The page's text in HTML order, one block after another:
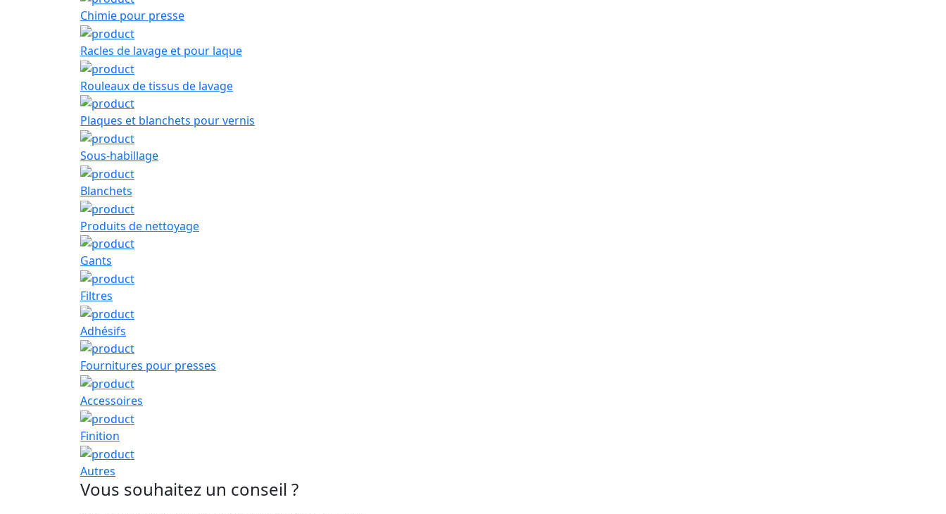
Chimie pour presse
Racles de lavage et pour laque
Rouleaux de tissus de lavage
Plaques et blanchets pour vernis
Sous-habillage
Blanchets
Produits de nettoyage
Gants
Filtres
Adhésifs
Fournitures pour presses
Accessoires
Finition
Autres
Vous souhaitez un conseil ?